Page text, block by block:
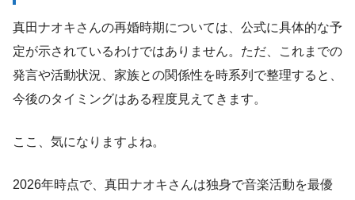
真田ナオキさんの再婚時期については、公式に具体的な予
定が示されているわけではありません。ただ、これまでの
発言や活動状況、家族との関係性を時系列で整理すると、
今後のタイミングはある程度見えてきます。
ここ、気になりますよね。
2026年時点で、真田ナオキさんは独身で音楽活動を最優